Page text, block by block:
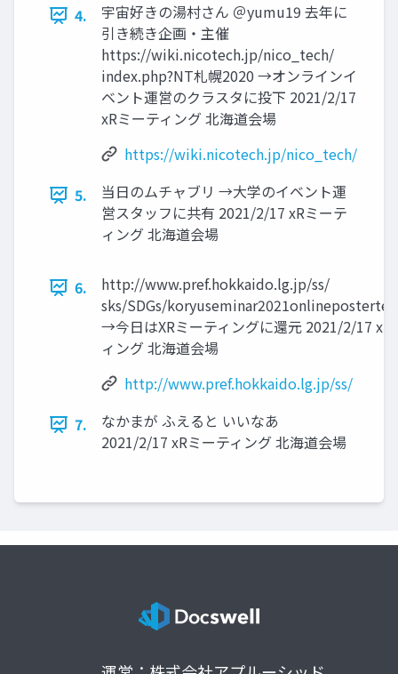
4.
宇宙好きの湯村さん ＠yumu19 去年に
引き続き企画・主催
https://wiki.nicotech.jp/nico_tech/
index.php?NT札幌2020 →オンラインイ
ベント運営のクラスタに投下 2021/2/17
xRミーティング 北海道会場
https://wiki.nicotech.jp/nico_tech/
5.
当日のムチャブリ →大学のイベント運
営スタッフに共有 2021/2/17 xRミーテ
ィング 北海道会場
6.
http://www.pref.hokkaido.lg.jp/ss/
sks/SDGs/
→今日はXRミーティングに還元 2021/2/17 xR
ィング 北海道会場
http://www.pref.hokkaido.lg.jp/ss/
7.
なかまが ふえると いいなあ
2021/2/17 xRミーティング 北海道会場